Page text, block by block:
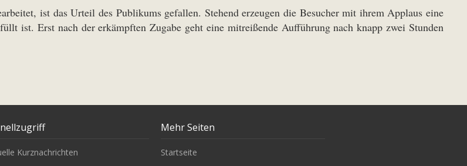
ist das Urteil des Publikums gefallen. Stehend erzeugen die Besucher mit ihrem Applaus eine
ist. Erst nach der erkämpften Zugabe geht eine mitreißende Aufführung nach knapp zwei Stunden
Kurznachrichten
Mehr Seiten
Startseite